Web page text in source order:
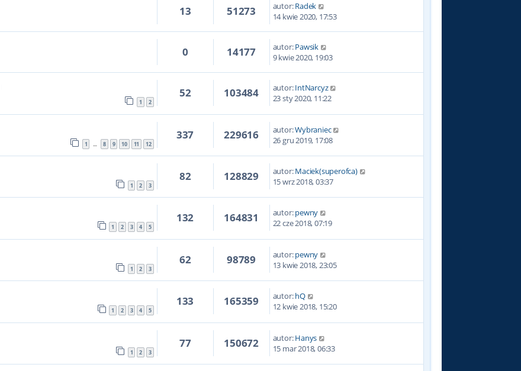
13 51273 autor:Radek
14 kwie 2020, 17:53
0 14177 autor:Pawsik
9 kwie 2020, 19:03
1 2
52 103484 autor:IntNarcyz
23 sty 2020, 11:22
1 … 8 9 10 11 12
337 229616 autor:Wybraniec
26 gru 2019, 17:08
1 2 3
82 128829 autor:Maciek(superofca)
15 wrz 2018, 03:37
1 2 3 4 5
132 164831 autor:pewny
22 cze 2018, 07:19
1 2 3
62 98789 autor:pewny
13 kwie 2018, 23:05
1 2 3 4 5
133 165359 autor:hQ
12 kwie 2018, 15:20
1 2 3
77 150672 autor:Hanys
15 mar 2018, 06:33